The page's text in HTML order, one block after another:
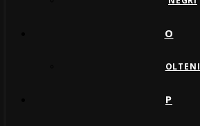
O
OLTENI
P